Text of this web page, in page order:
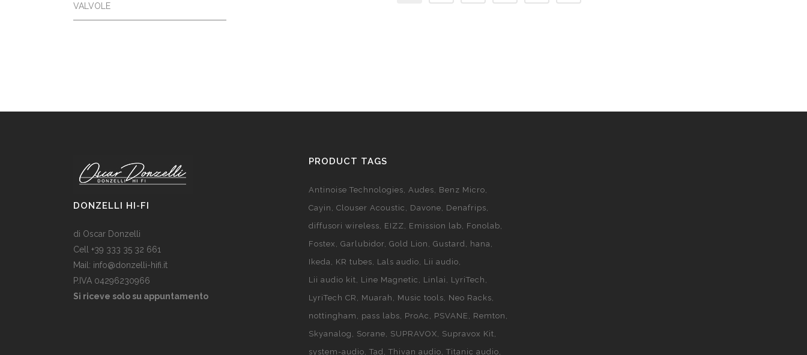
VALVOLE
DONZELLI HI-FI
di Oscar Donzelli
Cell +39 333 35 32 661
Mail: info@donzelli-hifi.it
P.IVA 04296230966
Si riceve solo su appuntamento
PRODUCT TAGS
Antinoise Technologies Audes
Benz Micro
Cayin
Clouser Acoustic Davone
Denafrips
diffusori wireless
EIZZ Emission lab
Fonolab
Fostex
Garlubidor Gold Lion Gustard
hana
Ikeda
KR tubes Lals audio
Lii audio
Lii audio kit
Line Magnetic Linlai
LyriTech
LyriTech CR
Muarah Music tools
Neo Racks
nottingham
pass labs ProAc PSVANE
Remton
Skyanalog
Sorane SUPRAVOX
Supravox Kit
system-audio Tad Thivan audio Titanic audio